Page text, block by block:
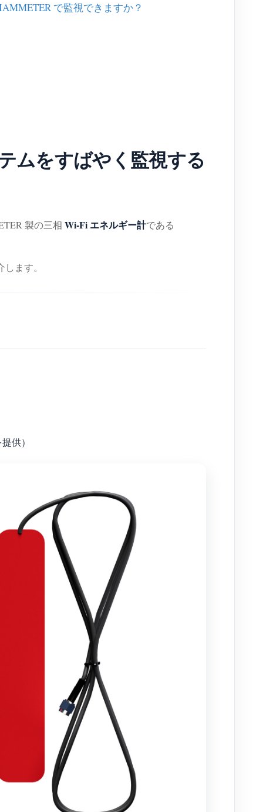
で監視できますか？
ムをすばやく監視する
製の三相 Wi-Fi エネルギー計である
ます。
供）